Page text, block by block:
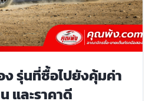
รุ่นที่ซื้อไปยังคุ้มค่า
และราคาดี